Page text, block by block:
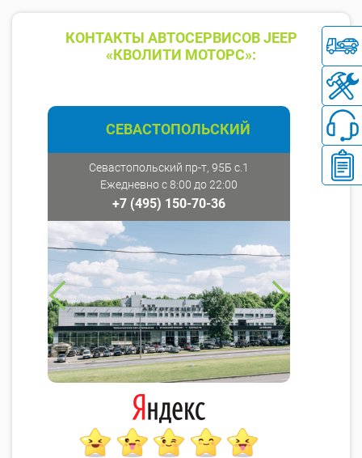
КОНТАКТЫ АВТОСЕРВИСОВ JEEP
«КВОЛИТИ МОТОРС»:
СЕВАСТОПОЛЬСКИЙ
Севастопольский пр-т, 95Б с.1
Ежедневно с 8:00 до 22:00
+7 (495) 150-70-36